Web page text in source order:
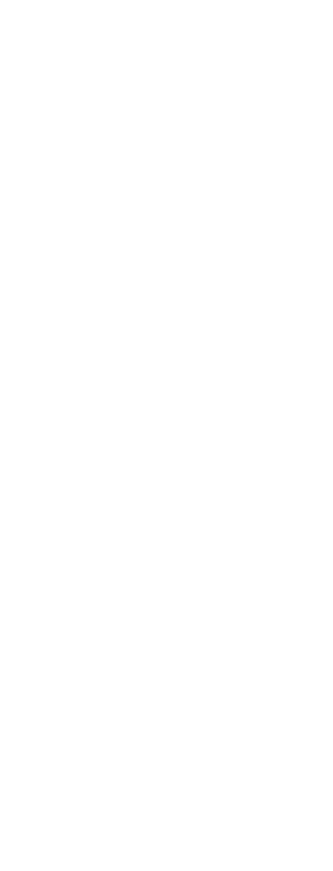
wij ze ook ervaren. Ze
betekent dat wij ons
niet geloven dat Hij
De gelovige moet getuigenis
naam van de Heer en wel zo
aan de angst om zijn geloof
prediking en de catechese
zijn van aanbidding en
verbiedt
, dit wil
gebruik van de naam van
Christus, van de maagd
die men onder
naam aan derden gedaan
op de eer, de trouw, de
autoriteit van God. Zij
geëerbiedigd worden. Ze
naam van God misbruiken en